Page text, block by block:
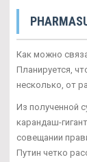
Как можно
Планируется,
несколько, от
Из полученной
карандаш-
совещании
Путин четко